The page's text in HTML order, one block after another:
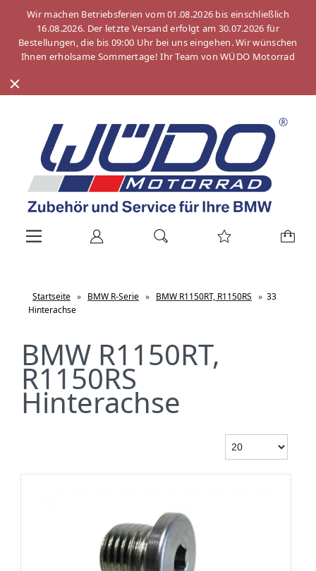
Wir machen Betriebsferien vom 01.08.2026 bis einschließlich
16.08.2026. Der letzte Versand erfolgt am 30.07.2026 für
Bestellungen, die bis 09:00 Uhr bei uns eingehen. Wir wünschen
Ihnen erholsame Sommertage! Ihr Team von WÜDO Motorrad
Startseite » BMW R-Serie » BMW R1150RT, R1150RS » 33
Hinterachse
BMW R1150RT,
R1150RS
Hinterachse